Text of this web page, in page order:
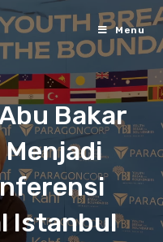
Menu
Bakar
Istanbul